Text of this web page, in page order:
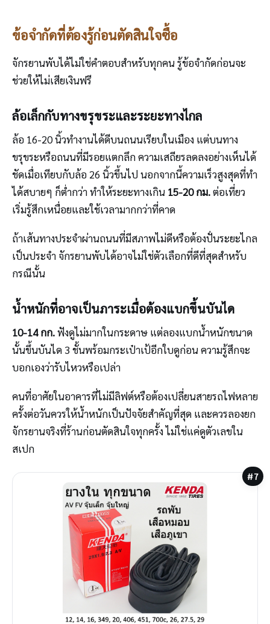
ข้อจำกัดที่ต้องรู้ก่อนตัดสินใจซื้อ
จักรยานพับได้ไม่ใช่คำตอบสำหรับทุกคน รู้ข้อจำกัดก่อนจะ
ช่วยให้ไม่เสียเงินฟรี
ล้อเล็กกับทางขรุขระและระยะทางไกล
ล้อ 16-20 นิ้วทำงานได้ดีบนถนนเรียบในเมือง แต่บนทาง
ขรุขระหรือถนนที่มีรอยแตกลึก ความเสถียรลดลงอย่างเห็นได้
ชัดเมื่อเทียบกับล้อ 26 นิ้วขึ้นไป นอกจากนี้ความเร็วสูงสุดที่ทำ
ได้สบายๆ ก็ต่ำกว่า ทำให้ระยะทางเกิน 15-20 กม.ต่อเที่ยว
เริ่มรู้สึกเหนื่อยและใช้เวลามากกว่าที่คาด
ถ้าเส้นทางประจำผ่านถนนที่มีสภาพไม่ดีหรือต้องปั่นระยะไกล
เป็นประจำ จักรยานพับได้อาจไม่ใช่ตัวเลือกที่ดีที่สุดสำหรับ
กรณีนั้น
น้ำหนักที่อาจเป็นภาระเมื่อต้องแบกขึ้นบันได
10-14 กก.ฟังดูไม่มากในกระดาษ แต่ลองแบกน้ำหนักขนาด
นั้นขึ้นบันได 3 ชั้นพร้อมกระเป๋าเป้อีกใบดูก่อน ความรู้สึกจะ
บอกเองว่ารับไหวหรือเปล่า
คนที่อาศัยในอาคารที่ไม่มีลิฟต์หรือต้องเปลี่ยนสายรถไฟหลาย
ครั้งต่อวันควรให้น้ำหนักเป็นปัจจัยสำคัญที่สุด และควรลองยก
จักรยานจริงที่ร้านก่อนตัดสินใจทุกครั้ง ไม่ใช่แค่ดูตัวเลขใน
สเปก
#7